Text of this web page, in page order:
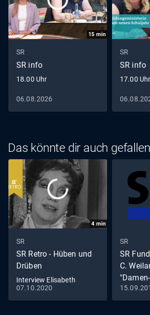
15 min
SR
SR info
18.00 Uhr
06.08.2026
SR
SR info
17.00 Uhr
Das könnte dir auch gefallen
4 min
SR
SR Retro - Hüben und
Drüben
Interview Elisabeth
Flickenschildt
07.10.2020
SR
SR
C.